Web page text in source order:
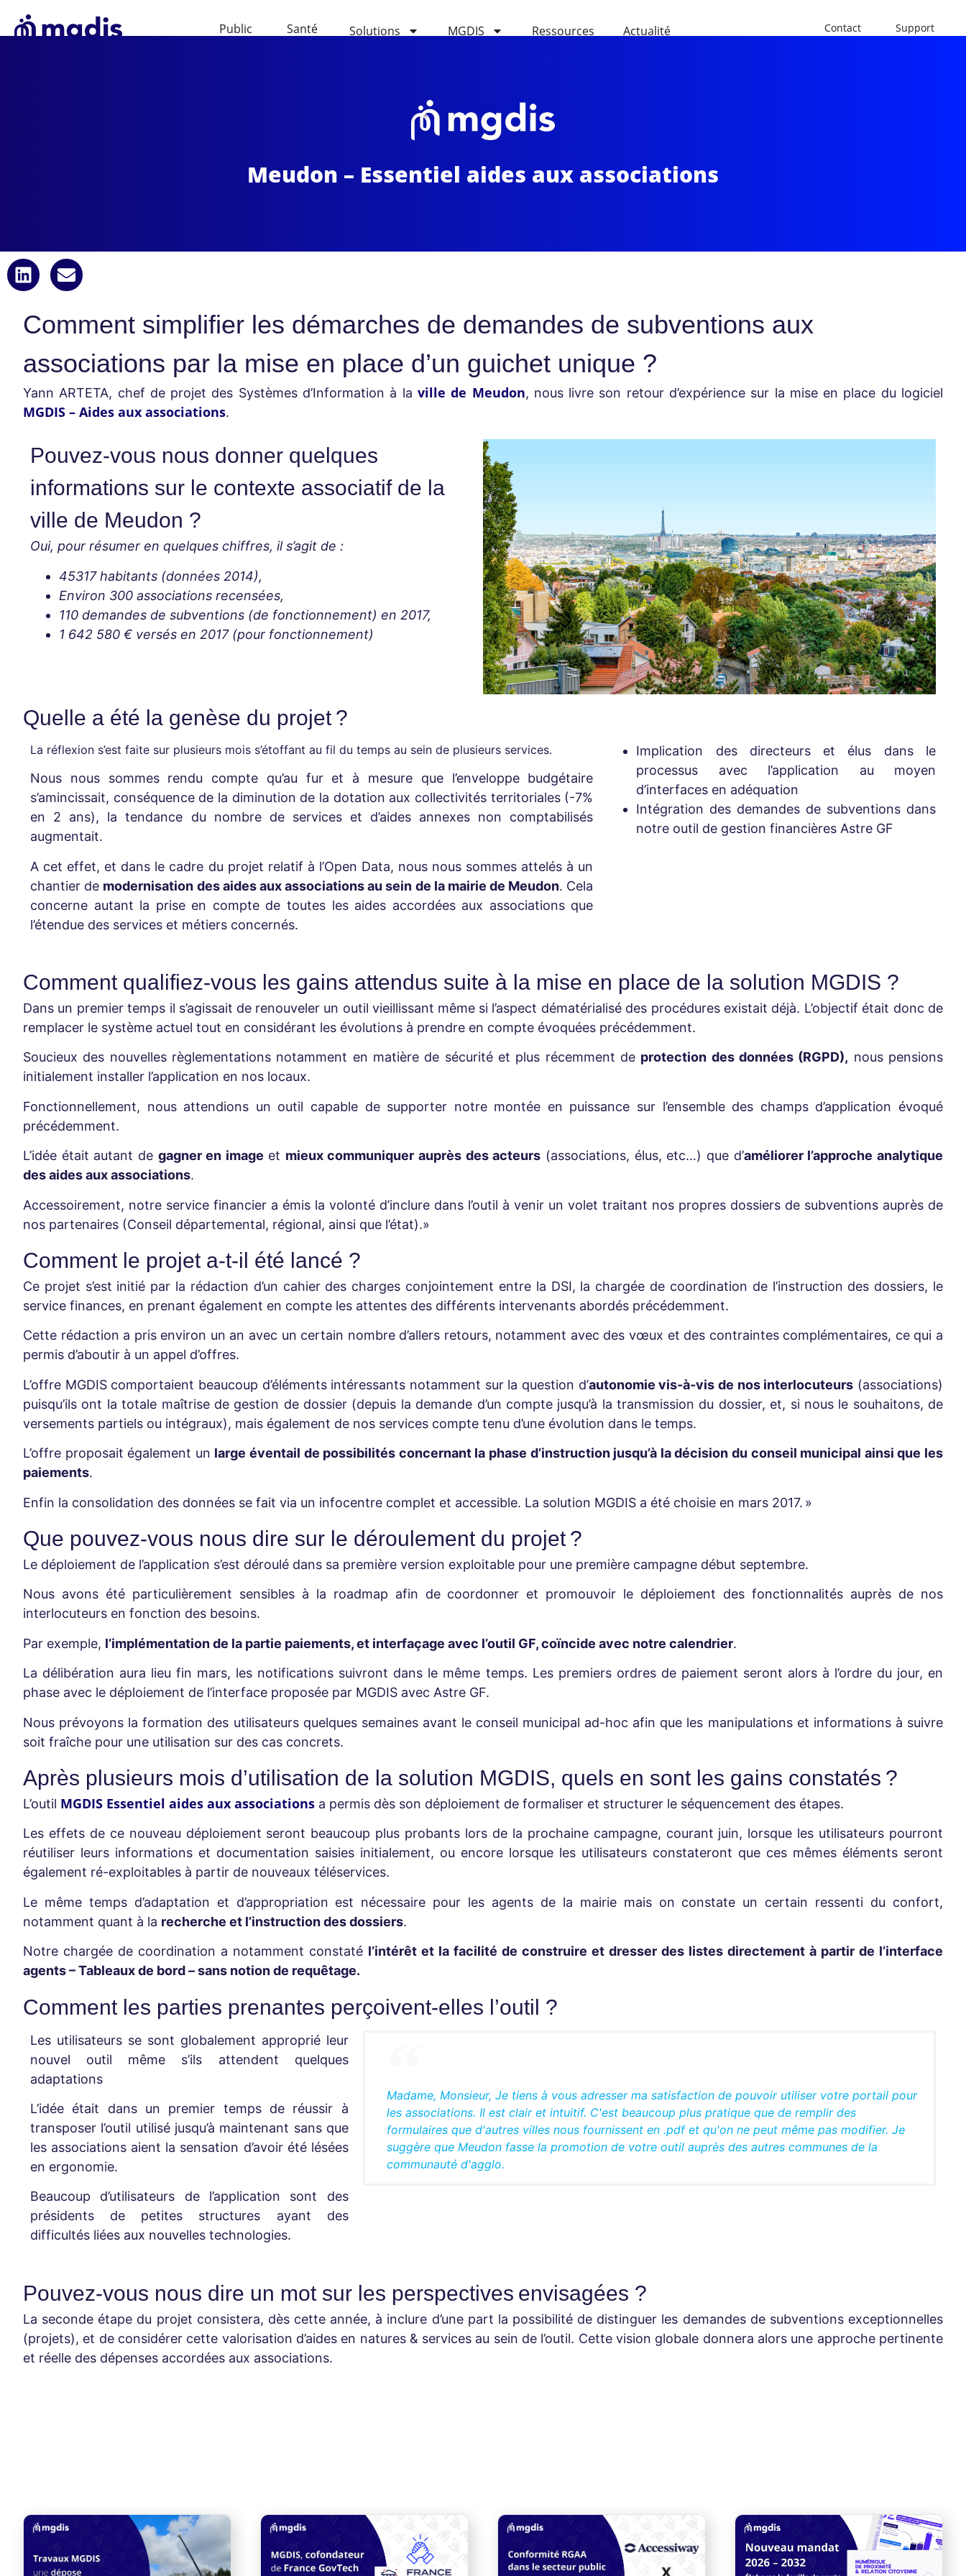
Public Santé Solutions MGDIS Ressources Actualité Contact Support
Meudon – Essentiel aides aux associations
Comment simplifier les démarches de demandes de subventions aux
associations par la mise en place d’un guichet unique ?
Yann ARTETA, chef de projet des Systèmes d’Information à la ville de Meudon, nous livre son retour d’expérience sur la mise en place du logiciel
MGDIS – Aides aux associations.
Pouvez-vous nous donner quelques
informations sur le contexte associatif de la
ville de Meudon ? ​
Oui, pour résumer en quelques chiffres, il s’agit de :
45317 habitants (données 2014),
Environ 300 associations recensées,
110 demandes de subventions (de fonctionnement) en 2017,
1 642 580 € versés en 2017 (pour fonctionnement)
Quelle a été la genèse du projet ?
La réflexion s’est faite sur plusieurs mois s’étoffant au fil du temps au sein de plusieurs services.
Nous nous sommes rendu compte qu’au fur et à mesure que l’enveloppe budgétaire
s’amincissait, conséquence de la diminution de la dotation aux collectivités territoriales (-7%
en 2 ans), la tendance du nombre de services et d’aides annexes non comptabilisés
augmentait.
A cet effet, et dans le cadre du projet relatif à l’Open Data, nous nous sommes attelés à un
chantier de modernisation des aides aux associations au sein de la mairie de Meudon. Cela
concerne autant la prise en compte de toutes les aides accordées aux associations que
l’étendue des services et métiers concernés.
Implication des directeurs et élus dans le
processus avec l’application au moyen
d’interfaces en adéquation
Intégration des demandes de subventions dans
notre outil de gestion financières Astre GF
Comment qualifiez-vous les gains attendus suite à la mise en place de la solution MGDIS ?
Dans un premier temps il s’agissait de renouveler un outil vieillissant même si l’aspect dématérialisé des procédures existait déjà. L’objectif était donc de
remplacer le système actuel tout en considérant les évolutions à prendre en compte évoquées précédemment.
Soucieux des nouvelles règlementations notamment en matière de sécurité et plus récemment de protection des données (RGPD), nous pensions
initialement installer l’application en nos locaux.
Fonctionnellement, nous attendions un outil capable de supporter notre montée en puissance sur l’ensemble des champs d’application évoqué
précédemment.
L’idée était autant de gagner en image et mieux communiquer auprès des acteurs (associations, élus, etc…) que d’améliorer l’approche analytique
des aides aux associations.
Accessoirement, notre service financier a émis la volonté d’inclure dans l’outil à venir un volet traitant nos propres dossiers de subventions auprès de
nos partenaires (Conseil départemental, régional, ainsi que l’état).»
Comment le projet a-t-il été lancé ?
Ce projet s’est initié par la rédaction d’un cahier des charges conjointement entre la DSI, la chargée de coordination de l’instruction des dossiers, le
service finances, en prenant également en compte les attentes des différents intervenants abordés précédemment.
Cette rédaction a pris environ un an avec un certain nombre d’allers retours, notamment avec des vœux et des contraintes complémentaires, ce qui a
permis d’aboutir à un appel d’offres.
L’offre MGDIS comportaient beaucoup d’éléments intéressants notamment sur la question d’autonomie vis-à-vis de nos interlocuteurs (associations)
puisqu’ils ont la totale maîtrise de gestion de dossier (depuis la demande d’un compte jusqu’à la transmission du dossier, et, si nous le souhaitons, de
versements partiels ou intégraux), mais également de nos services compte tenu d’une évolution dans le temps.
L’offre proposait également un large éventail de possibilités concernant la phase d’instruction jusqu’à la décision du conseil municipal ainsi que les
paiements.
Enfin la consolidation des données se fait via un infocentre complet et accessible. La solution MGDIS a été choisie en mars 2017. »
Que pouvez-vous nous dire sur le déroulement du projet ?
Le déploiement de l’application s’est déroulé dans sa première version exploitable pour une première campagne début septembre.
Nous avons été particulièrement sensibles à la roadmap afin de coordonner et promouvoir le déploiement des fonctionnalités auprès de nos
interlocuteurs en fonction des besoins.
Par exemple, l’implémentation de la partie paiements, et interfaçage avec l’outil GF, coïncide avec notre calendrier.
La délibération aura lieu fin mars, les notifications suivront dans le même temps. Les premiers ordres de paiement seront alors à l’ordre du jour, en
phase avec le déploiement de l’interface proposée par MGDIS avec Astre GF.
Nous prévoyons la formation des utilisateurs quelques semaines avant le conseil municipal ad-hoc afin que les manipulations et informations à suivre
soit fraîche pour une utilisation sur des cas concrets.
Après plusieurs mois d’utilisation de la solution MGDIS, quels en sont les gains constatés ?
L’outil MGDIS Essentiel aides aux associations a permis dès son déploiement de formaliser et structurer le séquencement des étapes.
Les effets de ce nouveau déploiement seront beaucoup plus probants lors de la prochaine campagne, courant juin, lorsque les utilisateurs pourront
réutiliser leurs informations et documentation saisies initialement, ou encore lorsque les utilisateurs constateront que ces mêmes éléments seront
également ré-exploitables à partir de nouveaux téléservices.
Le même temps d’adaptation et d’appropriation est nécessaire pour les agents de la mairie mais on constate un certain ressenti du confort,
notamment quant à la recherche et l’instruction des dossiers.
Notre chargée de coordination a notamment constaté l’intérêt et la facilité de construire et dresser des listes directement à partir de l’interface
agents – Tableaux de bord – sans notion de requêtage.
Comment les parties prenantes perçoivent-elles l’outil ?
Les utilisateurs se sont globalement approprié leur
nouvel outil même s’ils attendent quelques
adaptations
L’idée était dans un premier temps de réussir à
transposer l’outil utilisé jusqu’à maintenant sans que
les associations aient la sensation d’avoir été lésées
en ergonomie.
Beaucoup d’utilisateurs de l’application sont des
présidents de petites structures ayant des
difficultés liées aux nouvelles technologies.
Madame, Monsieur, Je tiens à vous adresser ma satisfaction de pouvoir utiliser votre portail pour
les associations. Il est clair et intuitif. C'est beaucoup plus pratique que de remplir des
formulaires que d'autres villes nous fournissent en .pdf et qu'on ne peut même pas modifier. Je
suggère que Meudon fasse la promotion de votre outil auprès des autres communes de la
communauté d'agglo.
Pouvez-vous nous dire un mot sur les perspectives envisagées ?
La seconde étape du projet consistera, dès cette année, à inclure d’une part la possibilité de distinguer les demandes de subventions exceptionnelles
(projets), et de considérer cette valorisation d’aides en natures & services au sein de l’outil. Cette vision globale donnera alors une approche pertinente
et réelle des dépenses accordées aux associations.